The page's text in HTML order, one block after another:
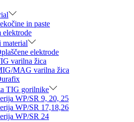
in paste
elektrode
material
elektrode
varilna žica
MAG varilna žica
TIG gorilnike
WP/SR 9, 20, 25
WP/SR 17,18,26
WP/SR 24